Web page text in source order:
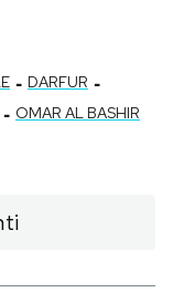
- DARFUR -
- OMAR AL BASHIR